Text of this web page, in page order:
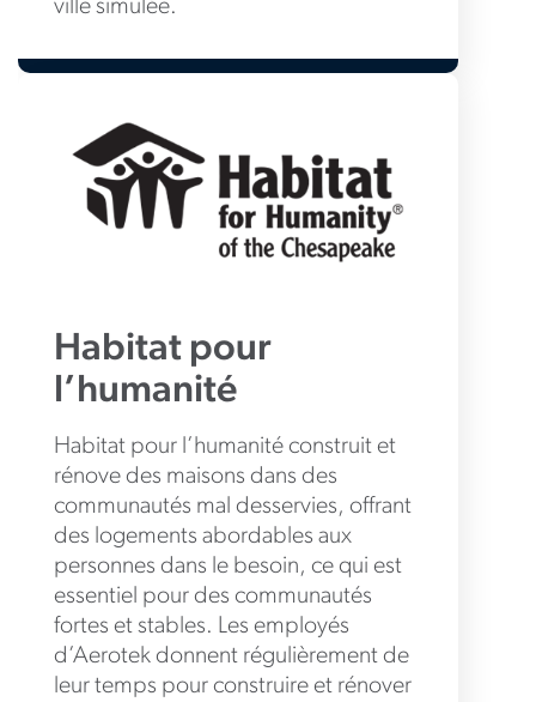
ville simulée.
Habitat pour
l’humanité
Habitat pour l’humanité construit et
rénove des maisons dans des
communautés mal desservies, offrant
des logements abordables aux
personnes dans le besoin, ce qui est
essentiel pour des communautés
fortes et stables. Les employés
d’Aerotek donnent régulièrement de
leur temps pour construire et rénover